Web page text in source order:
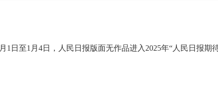
1日至1月4日，人民日报版面无作品进入2025年“人民日报期